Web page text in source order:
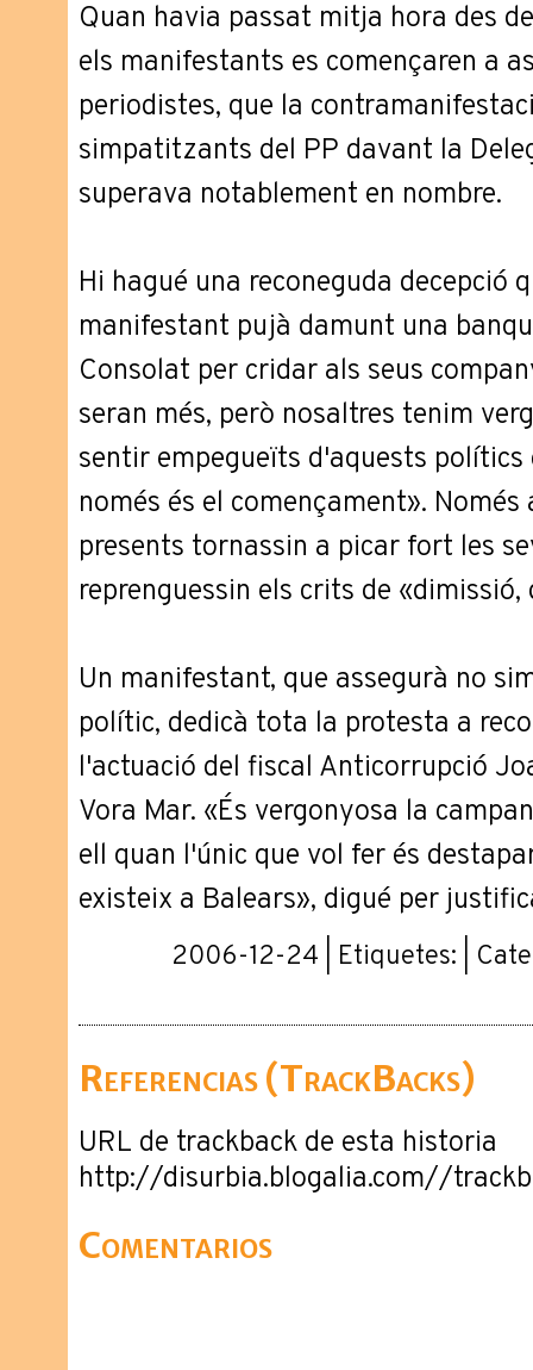
Quan havia passat mitja hora des
els manifestants es començaren a
periodistes, que la
simpatitzants del PP davant la
superava notablement en nombre.
Hi hagué una reconeguda decepció
manifestant pujà damunt una
Consolat per cridar als seus
seran més, però nosaltres tenim
sentir empegueïts d'aquests polítics
només és el començament».
presents tornassin a picar fort les
reprenguessin els crits de «dimissió,
Un manifestant, que assegurà no
polític, dedicà tota la protesta a
l'actuació del fiscal Anticorrupció
Vora Mar. «És vergonyosa la
ell quan l'únic que vol fer és
existeix a Balears», digué per
2006-12-24 | Etiquetes: |
Referencias (TrackBacks)
URL de trackback de esta historia
http://disurbia.blogalia.com//
Comentarios